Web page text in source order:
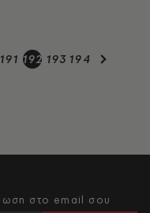
191 192 193 194
στο email σου